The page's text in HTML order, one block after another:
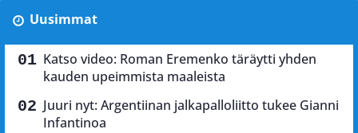
Uusimmat
Katso video: Roman Eremenko täräytti yhden
kauden upeimmista maaleista
Juuri nyt: Argentiinan jalkapalloliitto tukee Gianni
Infantinoa